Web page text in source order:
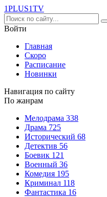
1PLUS1TV
Войти
Главная
Скоро
Расписание
Новинки
Навигация по сайту
По жанрам
Мелодрама 338
Драма 725
Исторический 68
Детектив 56
Боевик 121
Военный 36
Комедия 195
Криминал 118
Фантастика 16